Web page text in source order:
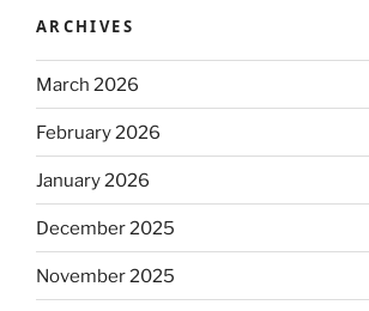
ARCHIVES
March 2026
February 2026
January 2026
December 2025
November 2025